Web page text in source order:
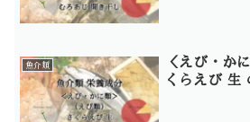
魚介類
＜えび・か
くらえび 生